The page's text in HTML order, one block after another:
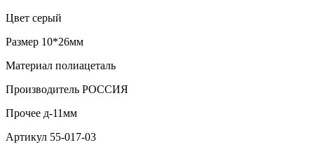
Цвет серый
Размер 10*26мм
Материал полиацеталь
Производитель РОССИЯ
Прочее д-11мм
Артикул 55-017-03